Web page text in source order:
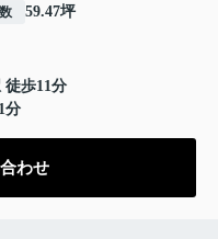
59.47坪
徒歩11分
分
わせ